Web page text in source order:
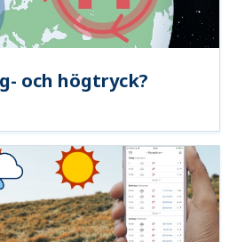
och högtryck?